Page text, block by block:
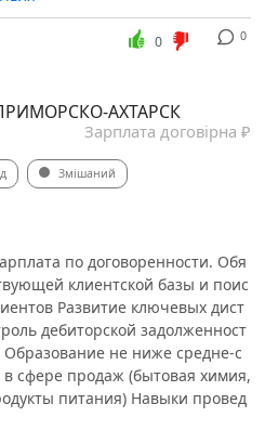
0
0
АХТАРСК
Зарплата договірна ₽
Змішаний
по договоренности. Обя
клиентской базы и поис
Развитие ключевых дист
дебиторской задолженност
Образование не ниже средне-с
сфере продаж (бытовая химия,
питания) Навыки провед